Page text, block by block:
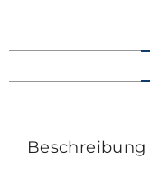
Beschreibung